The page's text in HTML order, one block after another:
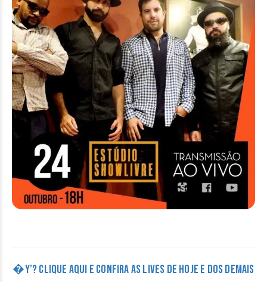
�Y’? CLIQUE AQUI E CONFIRA AS LIVES DE HOJE E DOS DEMAIS